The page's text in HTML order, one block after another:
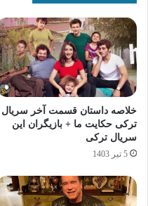
خلاصه داستان قسمت آخر سریال
ترکی حکایت ما + بازیگران این
سریال ترکی
5 تیر 1403